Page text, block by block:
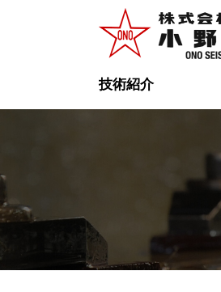
技術紹介